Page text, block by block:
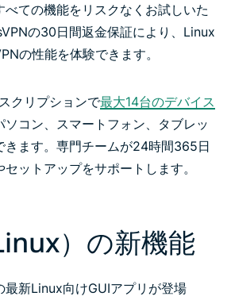
べての機能をリスクなくお試しいた
の30日間返金保証により、Linux
の性能を体験できます。
クリプションで最大14台のデバイス
ソコン、スマートフォン、タブレッ
きます。専門チームが24時間365日
ットアップをサポートします。
）の新機能
最新Linux向けGUIアプリが登場